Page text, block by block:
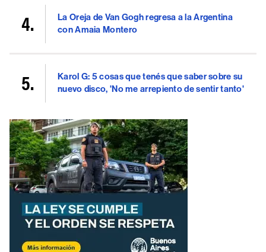
La Oreja de Van Gogh regresa a la Argentina
con Amaia Montero
Karol G: 5 cosas que tenés que saber sobre su
nuevo disco, 'No me arrepiento de sentir tanto'